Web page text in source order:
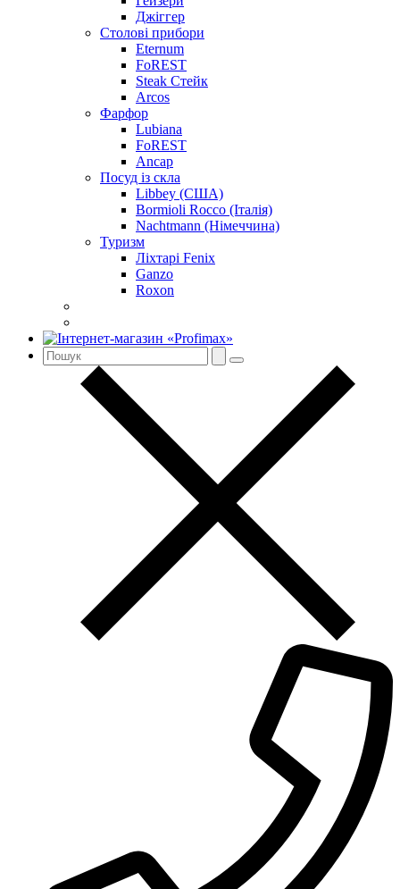
Джіггер
Столові прибори
Eternum
FoREST
Steak Стейк
Arcos
Фарфор
Lubiana
FoREST
Ancap
Посуд із скла
Libbey (США)
Bormioli Rocco (Італія)
Nachtmann (Німеччина)
Туризм
Ліхтарі Fenix
Ganzo
Roxon